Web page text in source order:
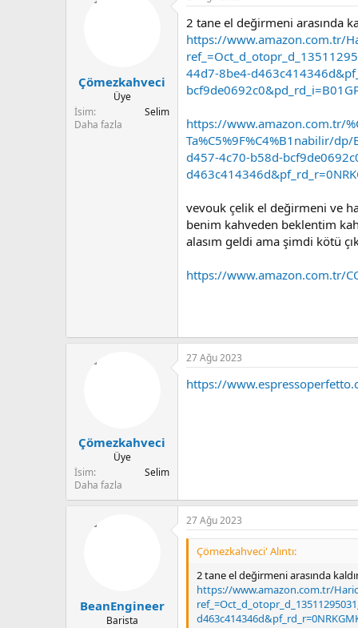
a
a
n
n
i
Çömezkahveci
Üye
İsim
Selim
Daha fazla
2 tane el değirmeni arasında
https://www.amazon.com.tr/
44d7-8be4-
https://www.amazon.com.tr/
Ta%C5%9F%C4%B1nabilir/
d457-4c70-b58d-
vevouk çelik el değirmeni ve
benim kahveden beklentim
alasım geldi ama şimdi kötü
https://www.amazon.com.tr/
Çömezkahveci
Üye
İsim
Selim
Daha fazla
27 Ağu 2023
https://
BeanEngineer
Barista
27 Ağu 2023
Çömezkahveci' Alıntı:
2 tane el değirmeni arasında
https://www.amazon.com.tr/